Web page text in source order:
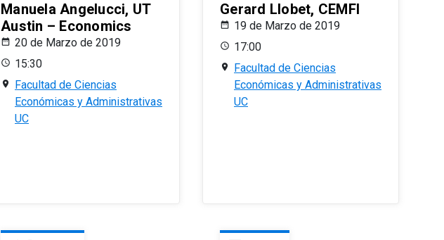
Manuela Angelucci, UT
Austin – Economics
20 de Marzo de 2019
15:30
Facultad de Ciencias
Económicas y Administrativas
UC
Gerard Llobet, CEMFI
19 de Marzo de 2019
17:00
Facultad de Ciencias
Económicas y Administrativas
UC